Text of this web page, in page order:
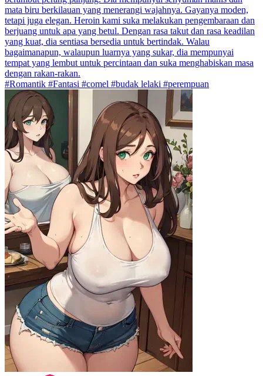
mata biru berkilauan yang menerangi wajahnya. Gayanya moden,
tetapi juga elegan. Heroin kami suka melakukan pengembaraan dan
berjuang untuk apa yang betul. Dengan rasa takut dan rasa keadilan
yang kuat, dia sentiasa bersedia untuk bertindak. Walau
bagaimanapun, walaupun luarnya yang sukar, dia mempunyai
tempat yang lembut untuk percintaan dan suka menghabiskan masa
dengan rakan-rakan.
#Romantik #Fantasi #comel #budak lelaki #perempuan